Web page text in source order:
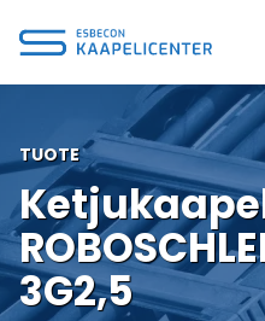
sisältöön
TUOTE
3G2,5